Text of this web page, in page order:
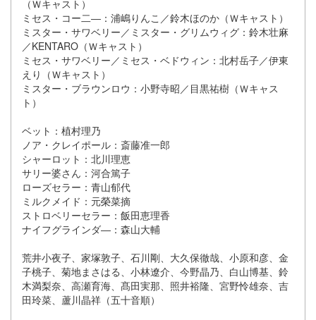
（Ｗキャスト）
ミセス・コー二―：浦嶋りんこ／鈴木ほのか（Ｗキャスト）
ミスター・サワベリー／ミスター・グリムウィグ：鈴木壮麻
／KENTARO（Ｗキャスト）
ミセス・サワベリー／ミセス・ベドウィン：北村岳子／伊東
えり（Ｗキャスト）
ミスター・ブラウンロウ：小野寺昭／目黒祐樹（Ｗキャス
ト）
ベット：植村理乃
ノア・クレイポール：斎藤准一郎
シャーロット：北川理恵
サリー婆さん：河合篤子
ローズセラー：青山郁代
ミルクメイド：元榮菜摘
ストロベリーセラー：飯田恵理香
ナイフグラインダ―：森山大輔
荒井小夜子、家塚敦子、石川剛、大久保徹哉、小原和彦、金
子桃子、菊地まさはる、小林遼介、今野晶乃、白山博基、鈴
木満梨奈、高瀬育海、髙田実那、照井裕隆、宮野怜雄奈、吉
田玲菜、蘆川晶祥（五十音順）